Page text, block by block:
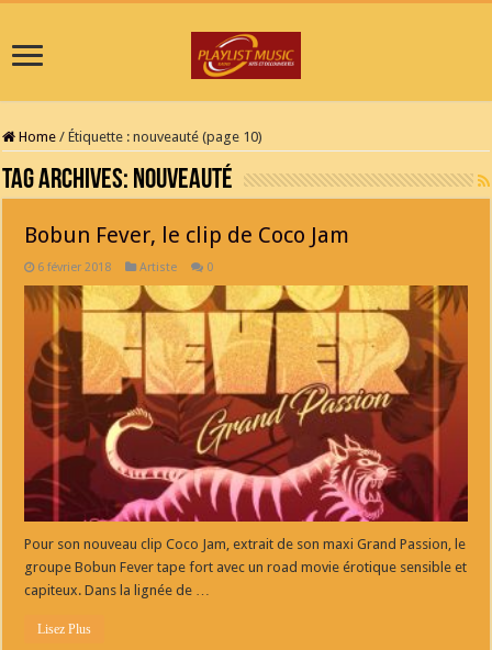
Home / Étiquette :nouveauté (page 10)
Tag Archives: nouveauté
Bobun Fever, le clip de Coco Jam
6 février 2018 Artiste 0
Pour son nouveau clip Coco Jam, extrait de son maxi Grand Passion, le
groupe Bobun Fever tape fort avec un road movie érotique sensible et
capiteux. Dans la lignée de …
Lisez Plus